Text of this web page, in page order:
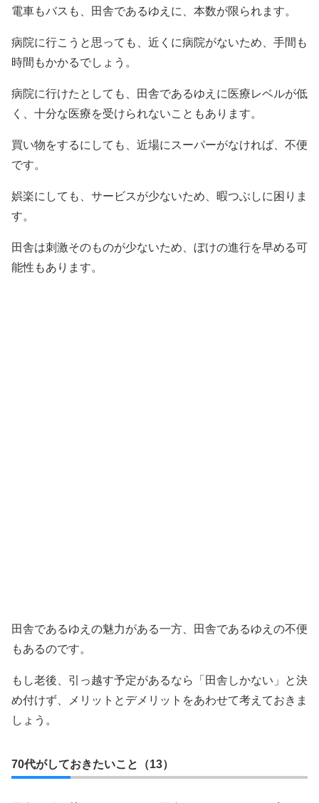
電車もバスも、田舎であるゆえに、本数が限られます。
病院に行こうと思っても、近くに病院がないため、手間も
時間もかかるでしょう。
病院に行けたとしても、田舎であるゆえに医療レベルが低
く、十分な医療を受けられないこともあります。
買い物をするにしても、近場にスーパーがなければ、不便
です。
娯楽にしても、サービスが少ないため、暇つぶしに困りま
す。
田舎は刺激そのものが少ないため、ぼけの進行を早める可
能性もあります。
田舎であるゆえの魅力がある一方、田舎であるゆえの不便
もあるのです。
もし老後、引っ越す予定があるなら「田舎しかない」と決
め付けず、メリットとデメリットをあわせて考えておきま
しょう。
70代がしておきたいこと（13）